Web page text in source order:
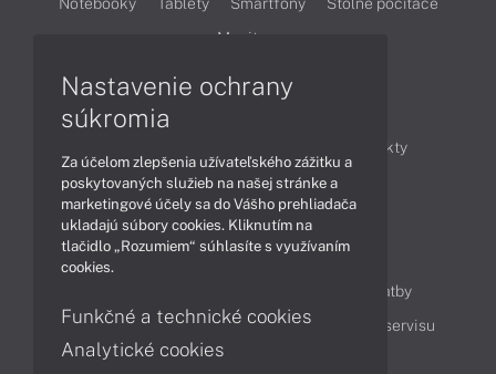
Monitory
Produkty
Technológie
Videá
Obsah
Možnosti doručenia a platby
Podpora a servis
Servisné služby Cenník servisu
Nastavenie ochrany
súkromia
Za účelom zlepšenia užívateľského zážitku a
poskytovaných služieb na našej stránke a
marketingové účely sa do Vášho prehliadača
ukladajú súbory cookies. Kliknutím na
tlačidlo „Rozumiem“ súhlasíte s využívaním
cookies.
Funkčné a technické cookies
Analytické cookies